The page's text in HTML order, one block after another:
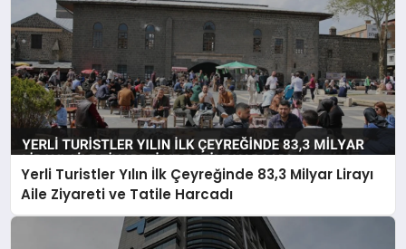
Yerli Turistler Yılın İlk Çeyreğinde 83,3 Milyar Lirayı
Aile Ziyareti ve Tatile Harcadı